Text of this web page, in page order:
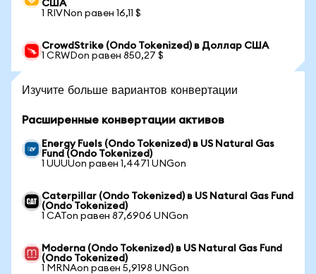
США
1 RIVNon равен 16,11 $
CrowdStrike (Ondo Tokenized) в Доллар США
1 CRWDon равен 850,27 $
Изучите больше вариантов конвертации
Расширенные конвертации активов
Energy Fuels (Ondo Tokenized) в US Natural Gas
Fund (Ondo Tokenized)
1 UUUUon равен 1,4471 UNGon
Caterpillar (Ondo Tokenized) в US Natural Gas Fund
(Ondo Tokenized)
1 CATon равен 87,6906 UNGon
Moderna (Ondo Tokenized) в US Natural Gas Fund
(Ondo Tokenized)
1 MRNAon равен 5,9198 UNGon